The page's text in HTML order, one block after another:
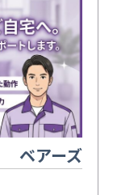
ベアーズ